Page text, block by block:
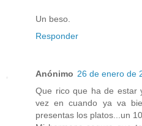
Un beso.
Responder
Anónimo 26 de enero de
Que rico que ha de estar
vez en cuando ya va
presentas los platos...un 10.